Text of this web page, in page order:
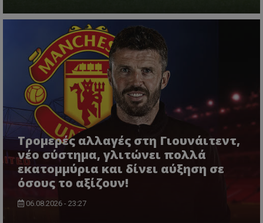
Τρομερές αλλαγές στη Γιουνάιτεντ,
νέο σύστημα, γλιτώνει πολλά
εκατομμύρια και δίνει αύξηση σε
όσους το αξίζουν!
06.08.2026 - 23:27